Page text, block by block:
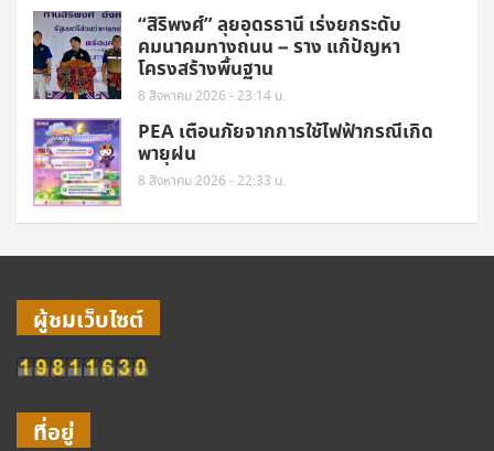
“สิริพงศ์” ลุยอุดรธานี เร่งยกระดับ
คมนาคมทางถนน – ราง แก้ปัญหา
โครงสร้างพื้นฐาน
8 สิงหาคม 2026 - 23:14 น.
PEA เตือนภัยจากการใช้ไฟฟ้ากรณีเกิด
พายุฝน
8 สิงหาคม 2026 - 22:33 น.
ผู้ชมเว็บไซต์
ที่อยู่